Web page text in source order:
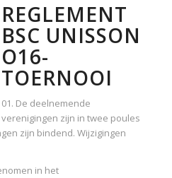
REGLEMENT
BSC UNISSON
O16-
TOERNOOI
01. De deelnemende
verenigingen zijn in twee poules
zijn bindend. Wijzigingen
in het